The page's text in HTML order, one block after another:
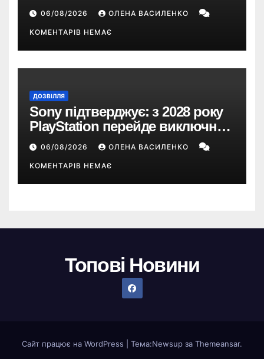
Snapdragon X2 з автономністю
понад 33 години
06/08/2026 ОЛЕНА ВАСИЛЕНКО
КОМЕНТАРІВ НЕМАЄ
ДОЗВІЛЛЯ
Sony підтверджує: з 2028 року
PlayStation перейде виключно
на цифрові ігри
06/08/2026 ОЛЕНА ВАСИЛЕНКО
КОМЕНТАРІВ НЕМАЄ
Топові Новини
Сайт працює на WordPress Тема:Newsup за Themeansar.